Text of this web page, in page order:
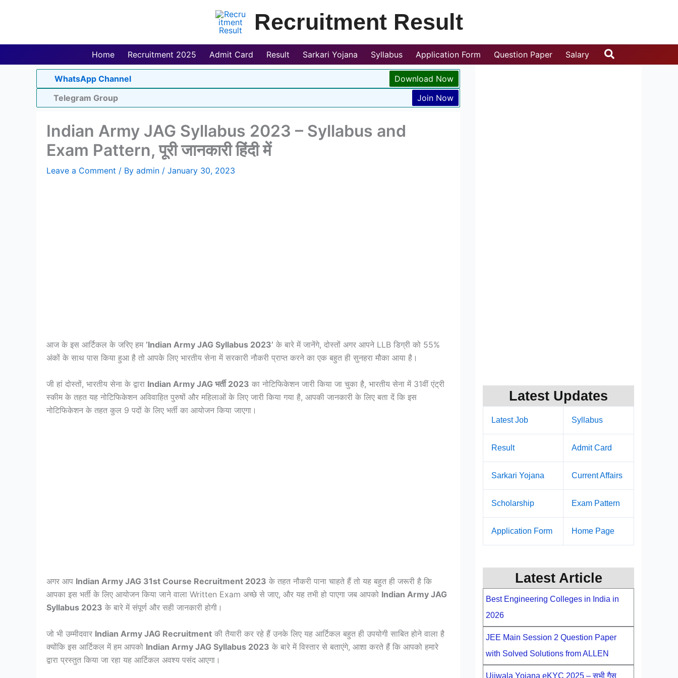
Recruitment Result
Home Recruitment 2025 Admit Card Result Sarkari Yojana Syllabus Application Form Question Paper Salary Search
WhatsApp Channel
Download Now
Telegram Group
Join Now
Indian Army JAG Syllabus 2023 – Syllabus and
Exam Pattern, पूरी जानकारी हिंदी में
Leave a Comment / By admin / January 30, 2023
आज के इस आर्टिकल के जरिए हम ‘Indian Army JAG Syllabus 2023’ के बारे में जानेंगे, दोस्तों अगर आपने LLB डिग्री को 55%
अंकों के साथ पास किया हुआ है तो आपके लिए भारतीय सेना में सरकारी नौकरी प्राप्त करने का एक बहुत ही सुनहरा मौका आया है।
जी हां दोस्तों, भारतीय सेना के द्वारा Indian Army JAG भर्ती 2023 का नोटिफिकेशन जारी किया जा चुका है, भारतीय सेना में 31वीं एंट्री
स्कीम के तहत यह नोटिफिकेशन अविवाहित पुरुषों और महिलाओं के लिए जारी किया गया है, आपकी जानकारी के लिए बता दें कि इस
नोटिफिकेशन के तहत कुल 9 पदों के लिए भर्ती का आयोजन किया जाएगा।
अगर आप Indian Army JAG 31st Course Recruitment 2023 के तहत नौकरी पाना चाहते हैं तो यह बहुत ही जरूरी है कि
आपका इस भर्ती के लिए आयोजन किया जाने वाला Written Exam अच्छे से जाए, और यह तभी हो पाएगा जब आपको Indian Army JAG
Syllabus 2023 के बारे में संपूर्ण और सही जानकारी होगी।
जो भी उम्मीदवार Indian Army JAG Recruitment की तैयारी कर रहे हैं उनके लिए यह आर्टिकल बहुत ही उपयोगी साबित होने वाला है
क्योंकि इस आर्टिकल में हम आपको Indian Army JAG Syllabus 2023 के बारे में विस्तार से बताएंगे, आशा करते हैं कि आपको हमारे
द्वारा प्रस्तुत किया जा रहा यह आर्टिकल अवश्य पसंद आएगा।
Latest Updates
Latest Job Syllabus
Result Admit Card
Sarkari Yojana Current Affairs
Scholarship Exam Pattern
Application Form Home Page
Latest Article
Best Engineering Colleges in India in
2026
JEE Main Session 2 Question Paper
with Solved Solutions from ALLEN
Ujjwala Yojana eKYC 2025 – सभी गैस